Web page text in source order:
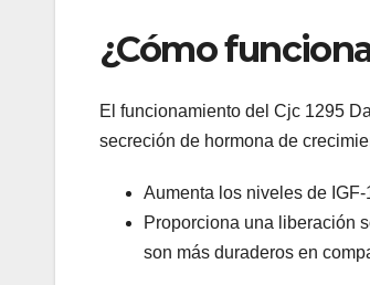
¿Cómo
El funcionamiento del Cjc 1295
secreción de hormona de
Aumenta los niveles de
Proporciona una liberación
son más duraderos en